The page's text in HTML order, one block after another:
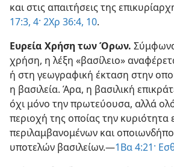
και στις απαιτήσεις της
17:3, 4· 2Χρ 36:4, 10.
Ευρεία Χρήση των Όρων.
χρήση, η λέξη «βασίλειο»
ή στη γεωγραφική έκταση στην
η βασιλεία. Άρα, η βασιλική
όχι μόνο την πρωτεύουσα, αλλά
περιοχή της οποίας την κυριότητα
περιλαμβανομένων και
υποτελών βασιλείων.—1Βα 4:21·